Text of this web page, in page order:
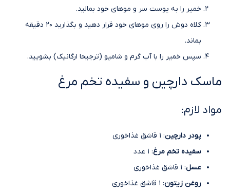
خمیر را به پوست سر و موهای خود بمالید.
کلاه دوش را روی موهای خود قرار دهید و بگذارید 20 دقیقه
بماند.
سپس خمیر را با آب گرم و شامپو (ترجیحا ارگانیک) بشویید.
ماسک دارچین و سفیده تخم مرغ
مواد لازم:
پودر دارچین: 1 قاشق غذاخوری
سفیده تخم مرغ: 1 عدد
عسل: 1 قاشق غذاخوری
روغن زیتون: 1 قاشق غذاخوری